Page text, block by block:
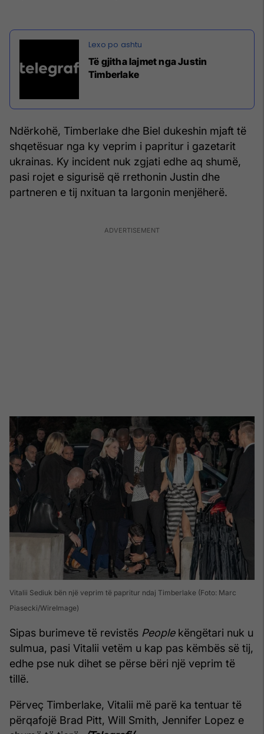
Të gjitha lajmet nga Justin
Timberlake
Ndërkohë, Timberlake dhe Biel dukeshin mjaft të
shqetësuar nga ky veprim i papritur i gazetarit
ukrainas. Ky incident nuk zgjati edhe aq shumë,
pasi rojet e sigurisë që rrethonin Justin dhe
partneren e tij nxituan ta largonin menjëherë.
Vitalii Sediuk bën një veprim të papritur ndaj Timberlake (Foto: Marc
Piasecki/WireImage)
Sipas burimeve të revistës Peoplekëngëtari nuk u
sulmua, pasi Vitalii vetëm u kap pas këmbës së tij,
edhe pse nuk dihet se përse bëri një veprim të
tillë.
Përveç Timberlake, Vitalii më parë ka tentuar të
përqafojë Brad Pitt, Will Smith, Jennifer Lopez e